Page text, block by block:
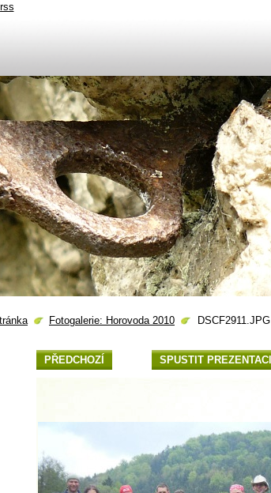
Fotogalerie: Horovoda 2010 DSCF2911.JPG
PŘEDCHOZÍ SPUSTIT PREZENTACI
rss